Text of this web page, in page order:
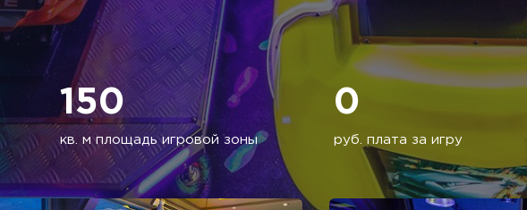
150
кв. м площадь игровой зоны
0
руб. плата за игру